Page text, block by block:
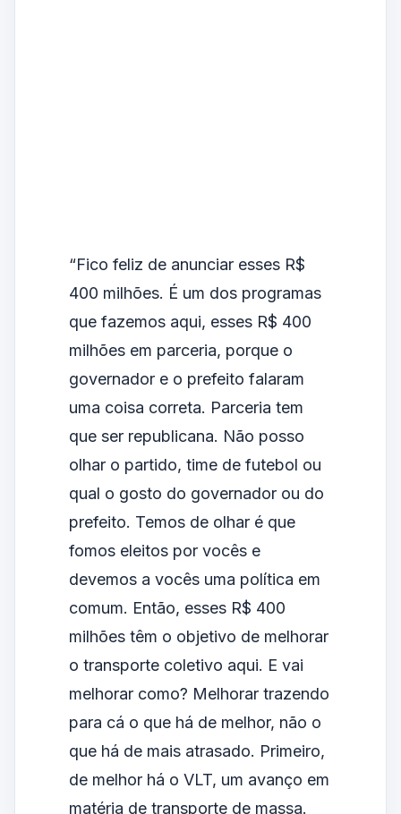
“Fico feliz de anunciar esses R$
400 milhões. É um dos programas
que fazemos aqui, esses R$ 400
milhões em parceria, porque o
governador e o prefeito falaram
uma coisa correta. Parceria tem
que ser republicana. Não posso
olhar o partido, time de futebol ou
qual o gosto do governador ou do
prefeito. Temos de olhar é que
fomos eleitos por vocês e
devemos a vocês uma política em
comum. Então, esses R$ 400
milhões têm o objetivo de melhorar
o transporte coletivo aqui. E vai
melhorar como? Melhorar trazendo
para cá o que há de melhor, não o
que há de mais atrasado. Primeiro,
de melhor há o VLT, um avanço em
matéria de transporte de massa.